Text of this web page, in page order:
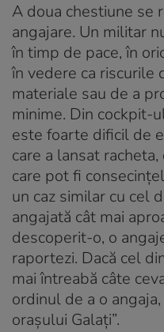
A doua chestiune se
angajare. Un militar
în timp de pace, în
în vedere ca riscurile
materiale sau de a
minime. Din cockpit-
este foarte dificil de
care a lansat
care pot fi
un caz similar cu cel
angajată cât mai
descoperit-o, o
raportezi. Dacă cel
mai întreabă câte
ordinul de a o
orașului Galați”.